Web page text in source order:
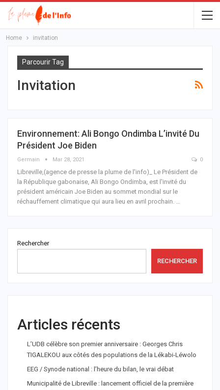
Home invitation
Parcourir Tag
Invitation
Environnement: Ali Bongo Ondimba L’invité Du
Président Joe Biden
Germain Mar 28, 2021 0
Libreville,(agence de presse la plume de l'info)_ Le Président de
la République gabonaise, Ali Bongo Ondimba, est l'invité du
président américain Joe Biden au sommet mondial sur le
réchauffement climatique qui aura lieu en avril prochain. …
Rechercher
RECHERCHER
Articles récents
L’UDB célèbre son premier anniversaire : Georges Chris
TIGALEKOU aux côtés des populations de la Lékabi-Léwolo
EEG / Synode national : l’heure du bilan, le vrai débat
Municipalité de Libreville : lancement officiel de la première